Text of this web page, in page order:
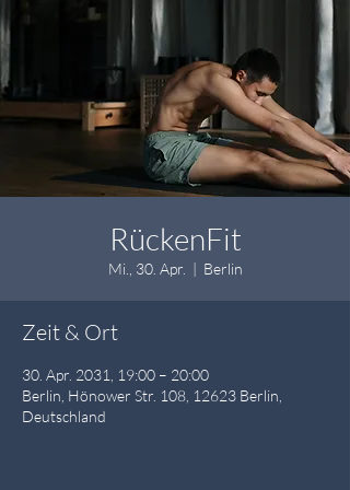
RückenFit
Mi., 30. Apr.
  |
Berlin
Zeit & Ort
30. Apr. 2031, 19:00 – 20:00
Berlin, Hönower Str. 108, 12623 Berlin,
Deutschland